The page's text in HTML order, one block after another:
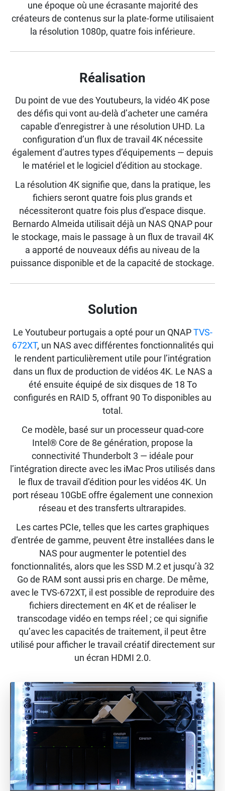
une époque où une écrasante majorité des
créateurs de contenus sur la plate-forme utilisaient
la résolution 1080p, quatre fois inférieure.
Réalisation
Du point de vue des Youtubeurs, la vidéo 4K pose
des défis qui vont au-delà d’acheter une caméra
capable d’enregistrer à une résolution UHD. La
configuration d’un flux de travail 4K nécessite
également d’autres types d’équipements — depuis
le matériel et le logiciel d’édition au stockage.
La résolution 4K signifie que, dans la pratique, les
fichiers seront quatre fois plus grands et
nécessiteront quatre fois plus d’espace disque.
Bernardo Almeida utilisait déjà un NAS QNAP pour
le stockage, mais le passage à un flux de travail 4K
a apporté de nouveaux défis au niveau de la
puissance disponible et de la capacité de stockage.
Solution
Le Youtubeur portugais a opté pour un QNAP TVS-
672XT, un NAS avec différentes fonctionnalités qui
le rendent particulièrement utile pour l’intégration
dans un flux de production de vidéos 4K. Le NAS a
été ensuite équipé de six disques de 18 To
configurés en RAID 5, offrant 90 To disponibles au
total.
Ce modèle, basé sur un processeur quad-core
Intel® Core de 8e génération, propose la
connectivité Thunderbolt 3 — idéale pour
l’intégration directe avec les iMac Pros utilisés dans
le flux de travail d’édition pour les vidéos 4K. Un
port réseau 10GbE offre également une connexion
réseau et des transferts ultrarapides.
Les cartes PCIe, telles que les cartes graphiques
d’entrée de gamme, peuvent être installées dans le
NAS pour augmenter le potentiel des
fonctionnalités, alors que les SSD M.2 et jusqu’à 32
Go de RAM sont aussi pris en charge. De même,
avec le TVS-672XT, il est possible de reproduire des
fichiers directement en 4K et de réaliser le
transcodage vidéo en temps réel ; ce qui signifie
qu’avec les capacités de traitement, il peut être
utilisé pour afficher le travail créatif directement sur
un écran HDMI 2.0.